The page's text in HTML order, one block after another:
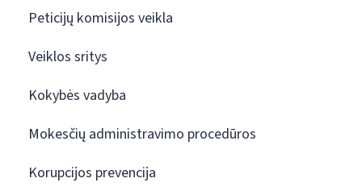
Peticijų komisijos veikla
Veiklos sritys
Kokybės vadyba
Mokesčių administravimo procedūros
Korupcijos prevencija